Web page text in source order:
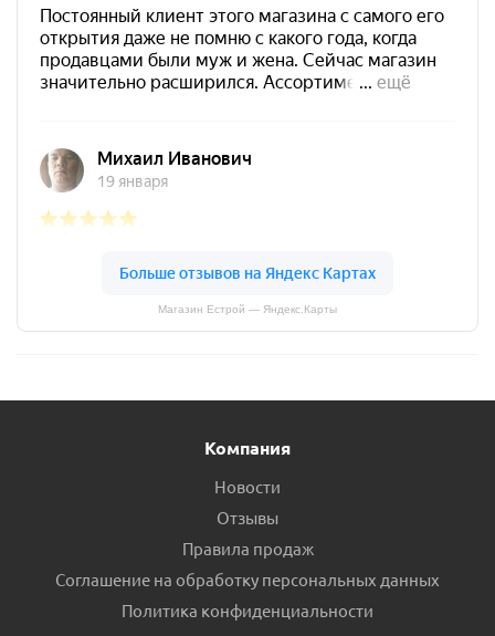
Магазин Естрой — Яндекс.Карты
Компания
Новости
Отзывы
Правила продаж
Соглашение на обработку персональных данных
Политика конфиденциальности